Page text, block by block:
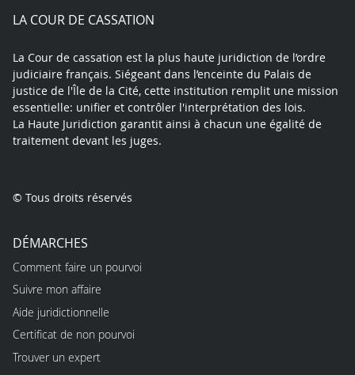
LA COUR DE CASSATION
La Cour de cassation est la plus haute juridiction de l’ordre
judiciaire français. Siégeant dans l’enceinte du Palais de
justice de l'Île de la Cité, cette institution remplit une mission
essentielle: unifier et contrôler l'interprétation des lois.
La Haute Juridiction garantit ainsi à chacun une égalité de
traitement devant les juges.
© Tous droits réservés
DÉMARCHES
Comment faire un pourvoi
Suivre mon affaire
Aide juridictionnelle
Certificat de non pourvoi
Trouver un expert